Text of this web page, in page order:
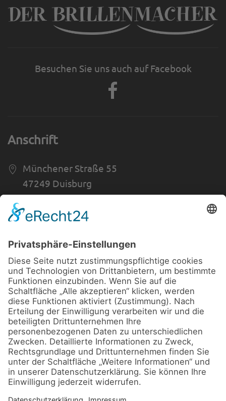
Besuchen Sie uns auch auf Facebook
Anschrift
Münchener Straße 55
47249 Duisburg
0203 - 70 23 09
Öffnungszeiten
Mo-Fr 9:00 - 18:30 Uhr
Sa 9:00 - 14:00 Uhr
Informationen
Anfahrt